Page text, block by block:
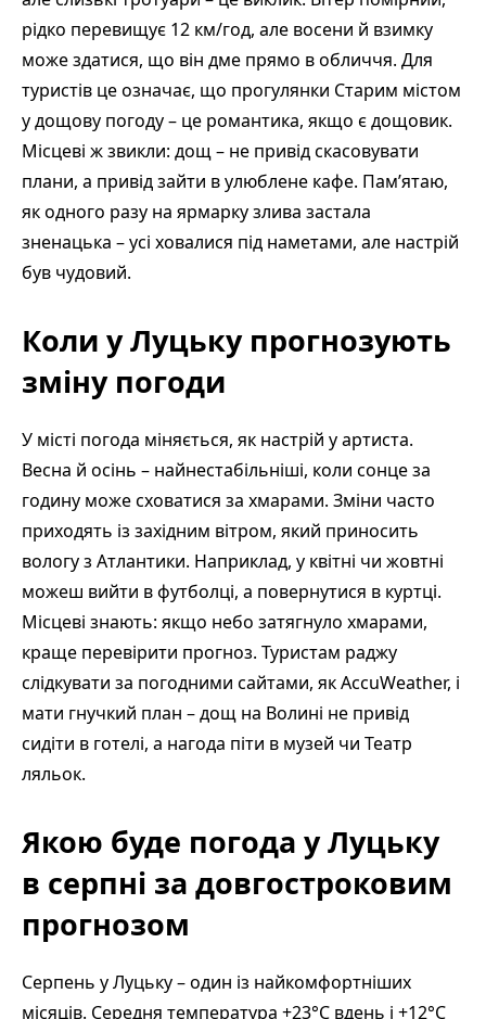
рідко перевищує 12 км/год, але восени й взимку
може здатися, що він дме прямо в обличчя. Для
туристів це означає, що прогулянки Старим містом
у дощову погоду – це романтика, якщо є дощовик.
Місцеві ж звикли: дощ – не привід скасовувати
плани, а привід зайти в улюблене кафе. Пам’ятаю,
як одного разу на ярмарку злива застала
зненацька – усі ховалися під наметами, але настрій
був чудовий.
Коли у Луцьку прогнозують
зміну погоди
У місті погода міняється, як настрій у артиста.
Весна й осінь – найнестабільніші, коли сонце за
годину може сховатися за хмарами. Зміни часто
приходять із західним вітром, який приносить
вологу з Атлантики. Наприклад, у квітні чи жовтні
можеш вийти в футболці, а повернутися в куртці.
Місцеві знають: якщо небо затягнуло хмарами,
краще перевірити прогноз. Туристам раджу
слідкувати за погодними сайтами, як AccuWeather, і
мати гнучкий план – дощ на Волині не привід
сидіти в готелі, а нагода піти в музей чи Театр
ляльок.
Якою буде погода у Луцьку
в серпні за довгостроковим
прогнозом
Серпень у Луцьку – один із найкомфортніших
місяців. Середня температура +23°C вдень і +12°C